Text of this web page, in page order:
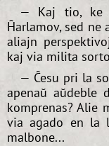
— Kaj tio, ke
Ĥarlamov, sed ne
aliajn
kaj via milita
— Ĉesu pri la
apenaŭ
komprenas?
via agado en la
malbone...